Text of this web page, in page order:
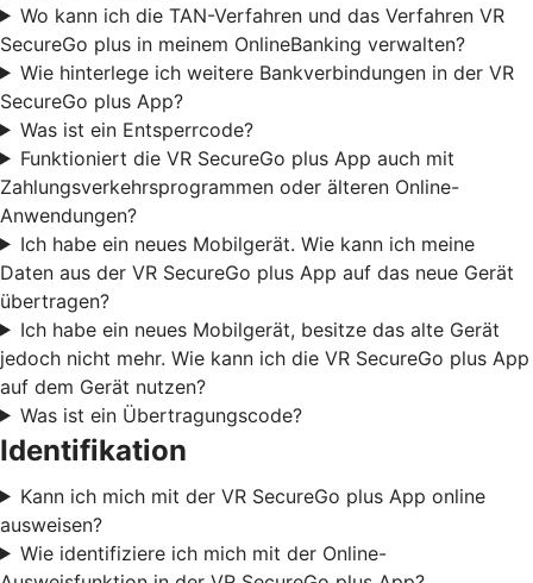
Wo kann ich die TAN-Verfahren und das Verfahren VR
SecureGo plus in meinem OnlineBanking verwalten?
Wie hinterlege ich weitere Bankverbindungen in der VR
SecureGo plus App?
Was ist ein Entsperrcode?
Funktioniert die VR SecureGo plus App auch mit
Zahlungsverkehrsprogrammen oder älteren Online-
Anwendungen?
Ich habe ein neues Mobilgerät. Wie kann ich meine
Daten aus der VR SecureGo plus App auf das neue Gerät
übertragen?
Ich habe ein neues Mobilgerät, besitze das alte Gerät
jedoch nicht mehr. Wie kann ich die VR SecureGo plus App
auf dem Gerät nutzen?
Was ist ein Übertragungscode?
Identifikation
Kann ich mich mit der VR SecureGo plus App online
ausweisen?
Wie identifiziere ich mich mit der Online-